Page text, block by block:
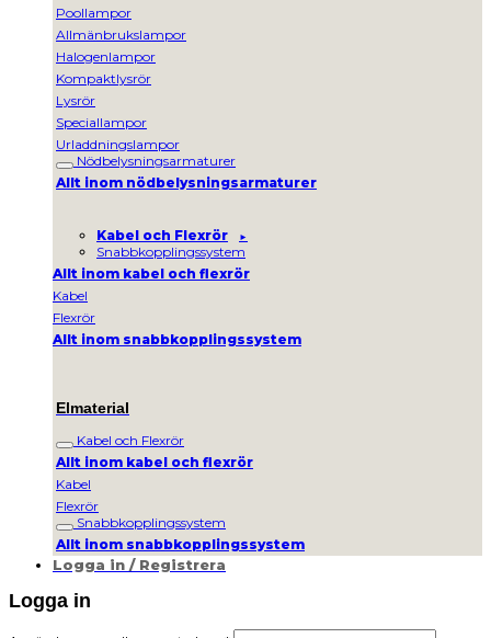
Poollampor
Allmänbrukslampor
Halogenlampor
Kompaktlysrör
Lysrör
Speciallampor
Urladdningslampor
Nödbelysningsarmaturer
Allt inom nödbelysningsarmaturer
Kabel och Flexrör
Snabbkopplingssystem
Allt inom kabel och flexrör
Kabel
Flexrör
Allt inom snabbkopplingssystem
Elmaterial
Kabel och Flexrör
Allt inom kabel och flexrör
Kabel
Flexrör
Snabbkopplingssystem
Allt inom snabbkopplingssystem
Logga in / Registrera
Logga in